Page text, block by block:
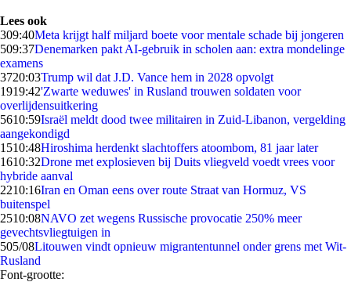
Lees ook
309:40Meta krijgt half miljard boete voor mentale schade bij jongeren
509:37Denemarken pakt AI-gebruik in scholen aan: extra mondelinge
examens
3720:03Trump wil dat J.D. Vance hem in 2028 opvolgt
1919:42'Zwarte weduwes' in Rusland trouwen soldaten voor
overlijdensuitkering
5610:59Israël meldt dood twee militairen in Zuid-Libanon, vergelding
aangekondigd
1510:48Hiroshima herdenkt slachtoffers atoombom, 81 jaar later
1610:32Drone met explosieven bij Duits vliegveld voedt vrees voor
hybride aanval
2210:16Iran en Oman eens over route Straat van Hormuz, VS
buitenspel
2510:08NAVO zet wegens Russische provocatie 250% meer
gevechtsvliegtuigen in
505/08Litouwen vindt opnieuw migrantentunnel onder grens met Wit-
Rusland
Font-grootte: